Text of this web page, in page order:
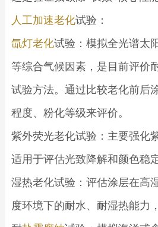
人工加速老化试验：
氙灯老化试验：模拟全光谱太
等综合气候因素，是目前评价
试验方法。通过比较老化前后
程度、粉化等级来评价。
紫外荧光老化试验：主要强化
适用于评估光致降解和颜色稳
湿热老化试验：评估涂层在高
度环境下的耐水、耐湿热能力